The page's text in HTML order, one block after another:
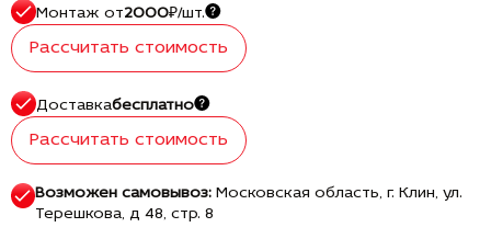
Монтаж от2000₽/шт.
Рассчитать стоимость
Доставкабесплатно
Рассчитать стоимость
Возможен самовывоз:Московская область, г. Клин, ул.
Терешкова, д 48, стр. 8